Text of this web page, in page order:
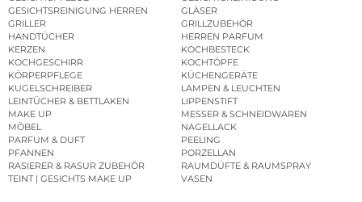
GESICHTSREINIGUNG HERREN
GLÄSER
GRILLER
GRILLZUBEHÖR
HANDTÜCHER
HERREN PARFUM
KERZEN
KOCHBESTECK
KOCHGESCHIRR
KOCHTÖPFE
KÖRPERPFLEGE
KÜCHENGERÄTE
KUGELSCHREIBER
LAMPEN & LEUCHTEN
LEINTÜCHER & BETTLAKEN
LIPPENSTIFT
MAKE UP
MESSER & SCHNEIDWAREN
MÖBEL
NAGELLACK
PARFUM & DUFT
PEELING
PFANNEN
PORZELLAN
RASIERER & RASUR ZUBEHÖR
RAUMDÜFTE & RAUMSPRAY
TEINT | GESICHTS MAKE UP
VASEN